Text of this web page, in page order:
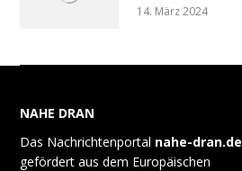
14. März 2024
NAHE DRAN
Das Nachrichtenportal nahe-dran.de
gefördert aus dem Europäischen